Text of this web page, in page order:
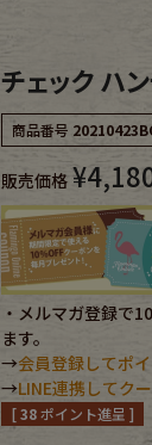
チェック ハ
商品番号
販売価格 ¥
・メルマガ登録で
ます。
→会員登録してポ
→LINE連携してク
[38ポイント進呈 ]